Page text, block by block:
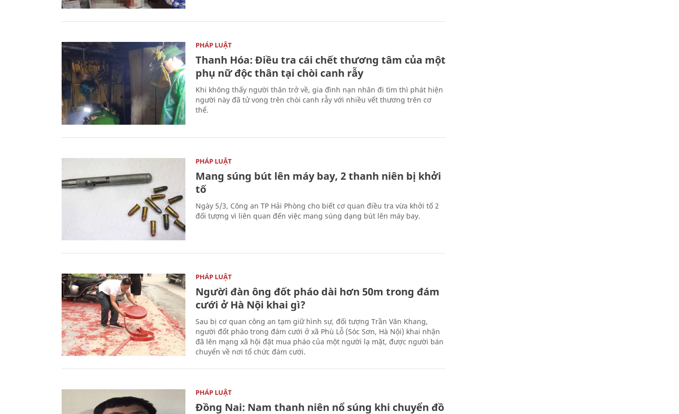
PHÁP LUẬT
Thanh Hóa: Điều tra cái chết thương tâm của một
phụ nữ độc thân tại chòi canh rẫy
Khi không thấy người thân trở về, gia đình nạn nhân đi tìm thì phát hiện
người này đã tử vong trên chòi canh rẫy với nhiều vết thương trên cơ
thể.
PHÁP LUẬT
Mang súng bút lên máy bay, 2 thanh niên bị khởi
tố
Ngày 5/3, Công an TP Hải Phòng cho biết cơ quan điều tra vừa khởi tố 2
đối tượng vì liên quan đến việc mang súng dạng bút lên máy bay.
PHÁP LUẬT
Người đàn ông đốt pháo dài hơn 50m trong đám
cưới ở Hà Nội khai gì?
Sau bị cơ quan công an tạm giữ hình sự, đối tượng Trần Văn Khang,
người đốt pháo trong đám cưới ở xã Phù Lỗ (Sóc Sơn, Hà Nội) khai nhận
đã lên mạng xã hội đặt mua pháo của một người lạ mặt, được người bán
chuyển về nơi tổ chức đám cưới.
PHÁP LUẬT
Đồng Nai: Nam thanh niên nổ súng khi chuyển đồ